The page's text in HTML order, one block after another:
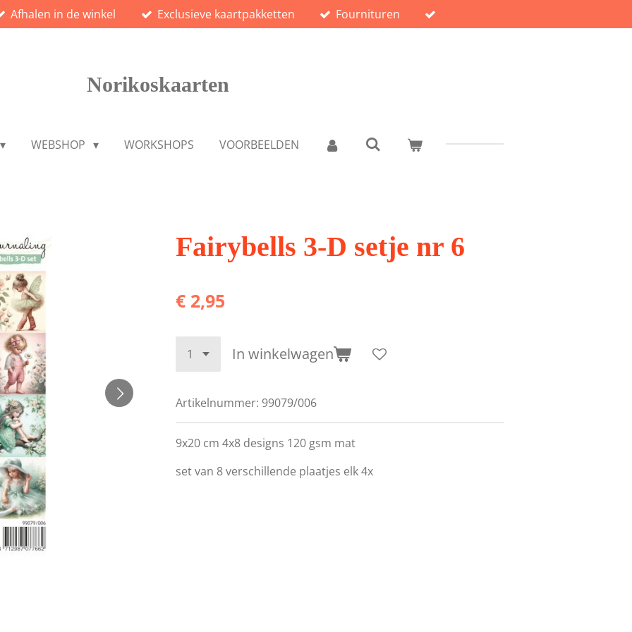
Afhalen in de winkel Exclusieve kaartpakketten Fournituren
Norikoskaarten
WEBSHOP WORKSHOPS VOORBEELDEN
Fairybells 3-D setje nr 6
€ 2,95
In winkelwagen
Artikelnummer: 99079/006
9x20 cm 4x8 designs 120 gsm mat
set van 8 verschillende plaatjes elk 4x